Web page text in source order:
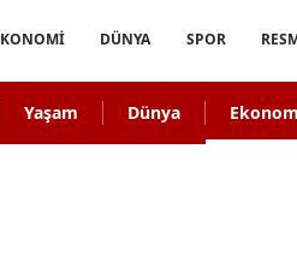
DÜNYA SPOR
Yaşam Dünya